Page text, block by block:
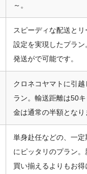
～。
スピーディな配送と
設定を実現したプラン
発送がで可能です。
クロネコヤマトに引
ラン。輸送距離は50
金は通常の半額となり
単身赴任などの、一定
にピッタリのプラン
買い揃えるよりもお得